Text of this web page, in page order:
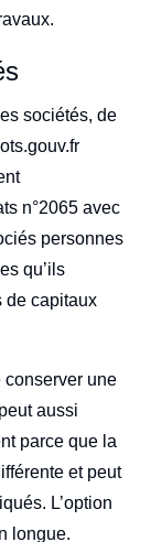
sociétés, de
n°2065 avec
personnes
qu’ils
de capitaux
conserver une
aussi
parce que la
et peut
L’option
longue.